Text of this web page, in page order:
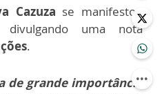
Cazuza se manifestou
divulgando uma nota
.
de grande importância